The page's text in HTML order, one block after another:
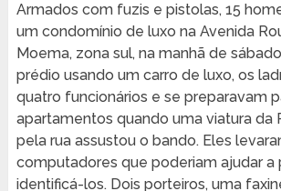
Armados com fuzis e pistolas, 15
um condomínio de luxo na Avenida
Moema, zona sul, na manhã de
prédio usando um carro de luxo, os
quatro funcionários e se preparavam
apartamentos quando uma viatura da
pela rua assustou o bando. Eles
computadores que poderiam ajudar a
identificá-los. Dois porteiros, uma